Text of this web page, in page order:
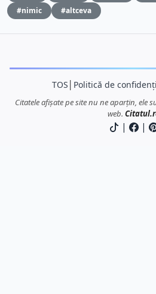
#nimic
#altceva
TOS Politică de
Citatele afișate pe site nu ne aparțin, ele
web.
| |